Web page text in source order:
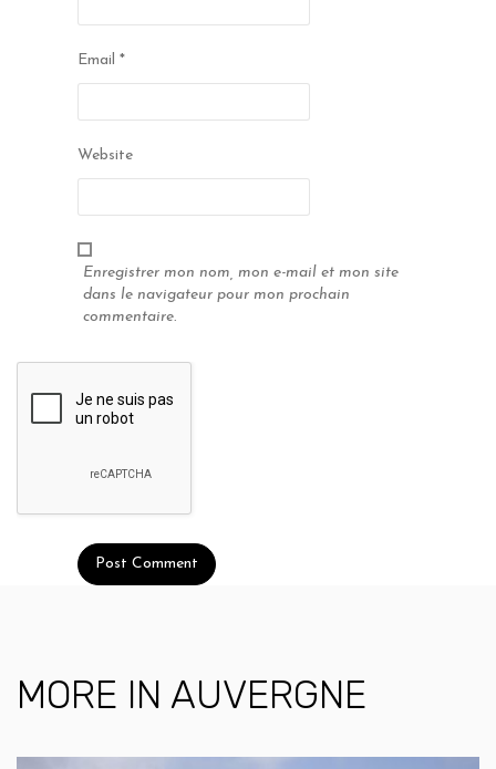
Email *
Website
Enregistrer mon nom, mon e-mail et mon site
dans le navigateur pour mon prochain
commentaire.
MORE IN AUVERGNE